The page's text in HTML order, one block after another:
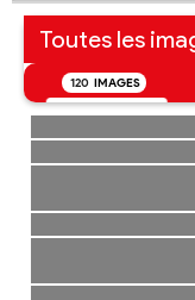
Toutes les
120 IMAGES